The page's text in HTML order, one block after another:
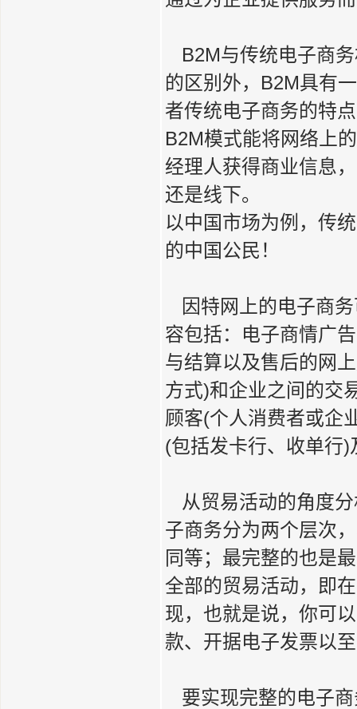
B2M与传统电子商
的区别外，B2M具有
者传统电子商务的特
B2M模式能将网络上
经理人获得商业信息
还是线下。
以中国市场为例，传
的中国公民！
因特网上的电子商
容包括：电子商情广
与结算以及售后的网
方式)和企业之间的交
顾客(个人消费者或企
(包括发卡行、收单行)
从贸易活动的角度
子商务分为两个层次
同等；最完整的也是
全部的贸易活动，即
现，也就是说，你可
款、开据电子发票以
要实现完整的电子